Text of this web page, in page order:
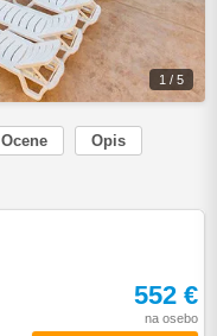
1 / 5
Ocene
Opis
552 €
na osebo